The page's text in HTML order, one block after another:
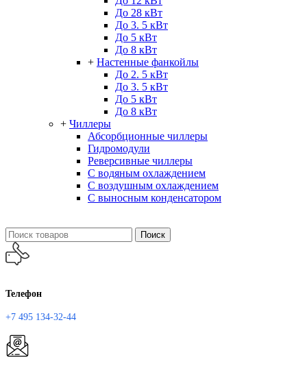
До 28 кВт
До 3. 5 кВт
До 5 кВт
До 8 кВт
+ Настенные фанкойлы
До 2. 5 кВт
До 3. 5 кВт
До 5 кВт
До 8 кВт
+ Чиллеры
Абсорбционные чиллеры
Гидромодули
Реверсивные чиллеры
С водяным охлаждением
С воздушным охлаждением
С выносным конденсатором
Поиск
Телефон
+7 495 134-32-44